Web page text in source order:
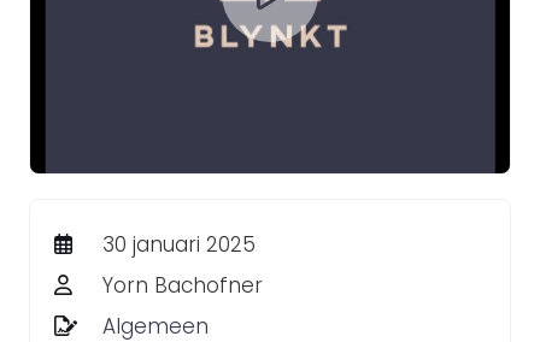
30 januari 2025
Yorn Bachofner
Algemeen